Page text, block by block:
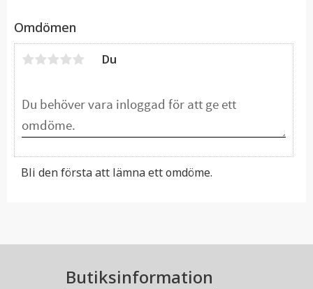
Omdömen
Du
Bli den första att lämna ett omdöme.
Butiksinformation